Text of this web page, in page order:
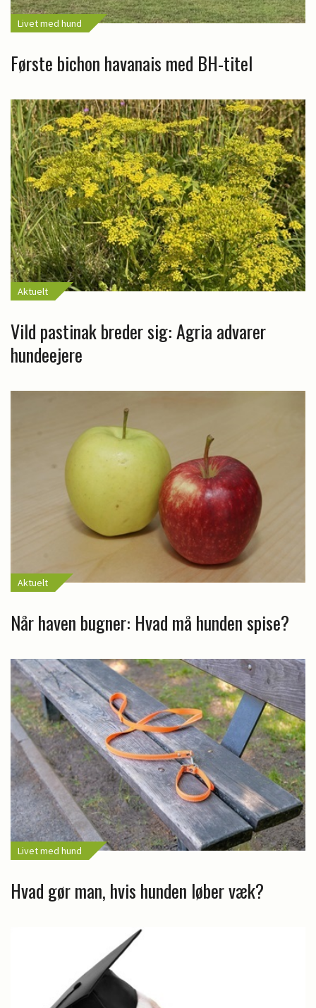
Livet med hund
Første bichon havanais med BH-titel
Aktuelt
Vild pastinak breder sig: Agria advarer
hundeejere
Aktuelt
Når haven bugner: Hvad må hunden spise?
Livet med hund
Hvad gør man, hvis hunden løber væk?